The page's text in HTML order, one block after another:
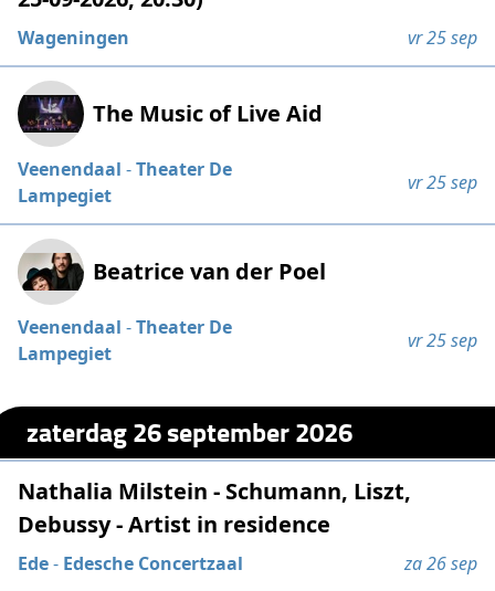
Wageningen vr 25 sep
The Music of Live Aid
Veenendaal -Theater De
Lampegiet
vr 25 sep
Beatrice van der Poel
Veenendaal -Theater De
Lampegiet
vr 25 sep
zaterdag 26 september 2026
Nathalia Milstein - Schumann, Liszt,
Debussy - Artist in residence
Ede- Edesche Concertzaal za 26 sep